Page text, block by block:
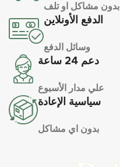
بدون مشاكل او تلف
الدفع الأونلاين
وسائل الدفع
دعم 24 ساعة
علي مدار الأسبوع
سياسية الإعادة
بدون اي مشاكل